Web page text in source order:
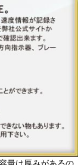
量は厚みがあるの